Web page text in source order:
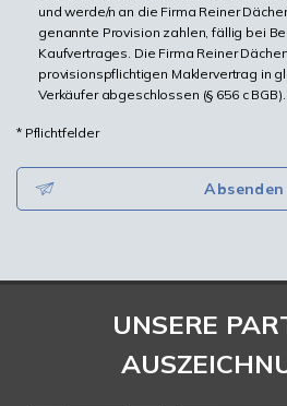
und werde/n an die Firma Reiner
genannte Provision zahlen, fällig bei
Kaufvertrages. Die Firma Reiner
provisionspflichtigen Maklervertrag in
Verkäufer abgeschlossen (§ 656 c BGB).
* Pflichtfelder
Absenden
UNSERE